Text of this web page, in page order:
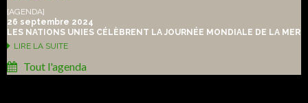
[AGENDA]
26 septembre 2024
LES NATIONS UNIES CÉLÈBRENT LA JOURNÉE MONDIALE DE LA MER
LIRE LA SUITE
Tout l'agenda